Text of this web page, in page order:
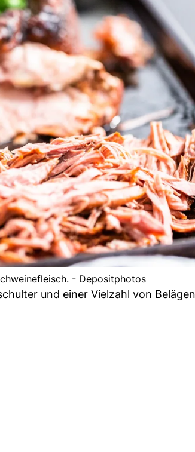
- Depositphotos
und einer Vielzahl von